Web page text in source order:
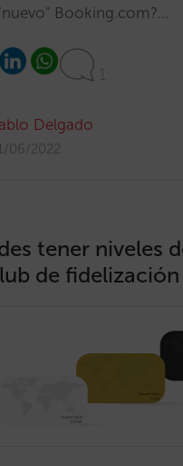
Booking.com?…
1
Delgado
06/2022
tener niveles
de fidelización